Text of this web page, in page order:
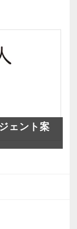
ェント案